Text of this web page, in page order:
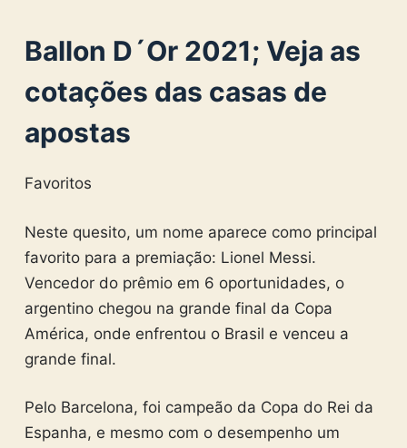
Ballon D´Or 2021; Veja as
cotações das casas de
apostas
Favoritos
Neste quesito, um nome aparece como principal
favorito para a premiação: Lionel Messi.
Vencedor do prêmio em 6 oportunidades, o
argentino chegou na grande final da Copa
América, onde enfrentou o Brasil e venceu a
grande final.
Pelo Barcelona, foi campeão da Copa do Rei da
Espanha, e mesmo com o desempenho um